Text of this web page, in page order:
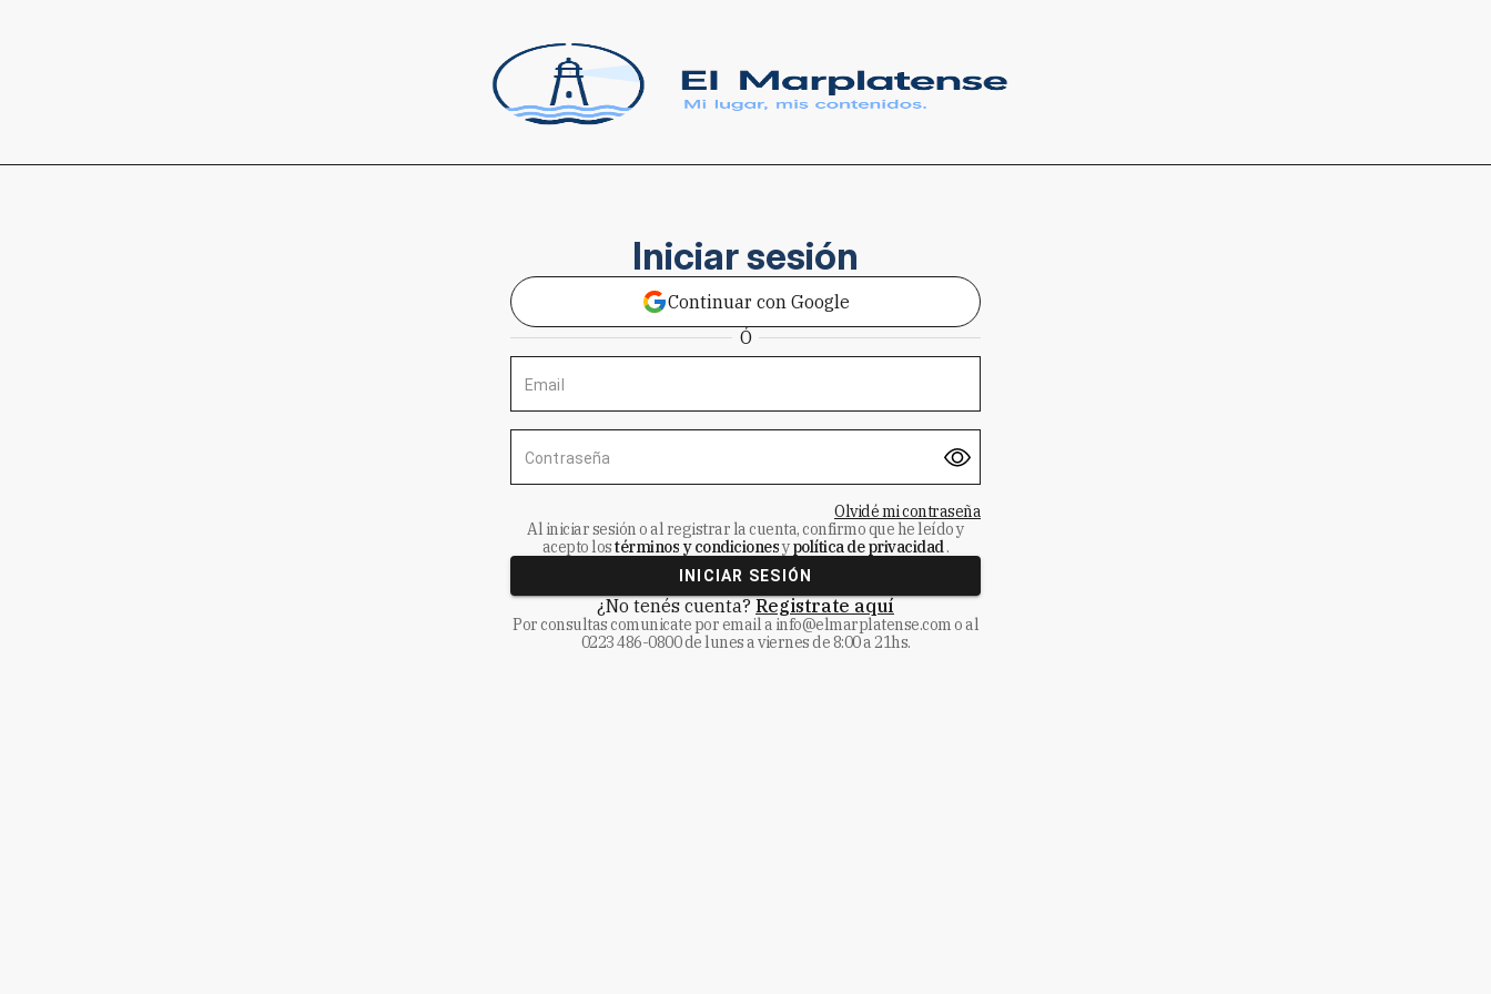
Iniciar sesión
Continuar con Google
Ó
Email
Contraseña
Olvidé mi contraseña
Al iniciar sesión o al registrar la cuenta, confirmo que he leído y
acepto lostérminos y condicionesypolítica de privacidad.
INICIAR SESIÓN
¿No tenés cuenta? Registrate aquí
Por consultas comunicate por email a info@elmarplatense.como al
0223 486-0800de lunes a viernes de 8:00 a 21hs.